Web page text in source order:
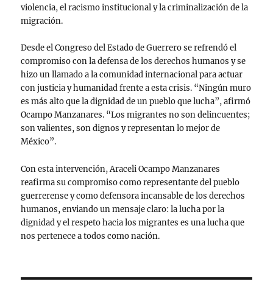
violencia, el racismo institucional y la criminalización de la
migración.
Desde el Congreso del Estado de Guerrero se refrendó el
compromiso con la defensa de los derechos humanos y se
hizo un llamado a la comunidad internacional para actuar
con justicia y humanidad frente a esta crisis. “Ningún muro
es más alto que la dignidad de un pueblo que lucha”, afirmó
Ocampo Manzanares. “Los migrantes no son delincuentes;
son valientes, son dignos y representan lo mejor de
México”.
Con esta intervención, Araceli Ocampo Manzanares
reafirma su compromiso como representante del pueblo
guerrerense y como defensora incansable de los derechos
humanos, enviando un mensaje claro: la lucha por la
dignidad y el respeto hacia los migrantes es una lucha que
nos pertenece a todos como nación.